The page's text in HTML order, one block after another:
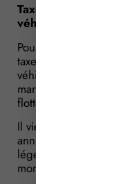
Taxe annuelle
véhicules légers à
Pour rappel, la loi
taxe annuelle
véhicules légers à
mars 2025, par les
flotte comprenant
Il vient d’être
annuelle incitative
légers à faibles
montant dû :